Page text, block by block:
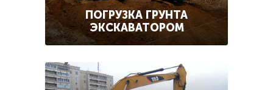
ПОГРУЗКА ГРУНТА
ЭКСКАВАТОРОМ